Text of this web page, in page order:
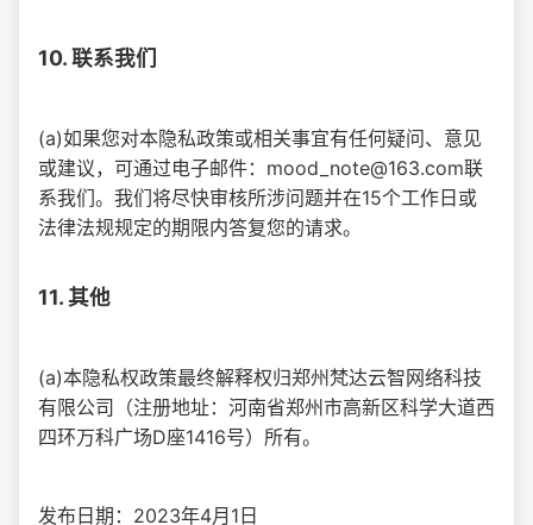
10. 联系我们
(a)如果您对本隐私政策或相关事宜有任何疑问、意见
或建议，可通过电子邮件：mood_note@163.com联
系我们。我们将尽快审核所涉问题并在15个工作日或
法律法规规定的期限内答复您的请求。
11. 其他
(a)本隐私权政策最终解释权归郑州梵达云智网络科技
有限公司（注册地址：河南省郑州市高新区科学大道西
四环万科广场D座1416号）所有。
发布日期：2023年4月1日